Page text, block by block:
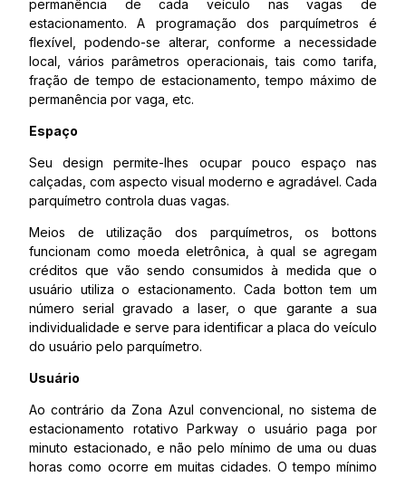
permanência de cada veículo nas vagas de
estacionamento. A programação dos parquímetros é
flexível, podendo-se alterar, conforme a necessidade
local, vários parâmetros operacionais, tais como tarifa,
fração de tempo de estacionamento, tempo máximo de
permanência por vaga, etc.
Espaço
Seu design permite-lhes ocupar pouco espaço nas
calçadas, com aspecto visual moderno e agradável. Cada
parquímetro controla duas vagas.
Meios de utilização dos parquímetros, os bottons
funcionam como moeda eletrônica, à qual se agregam
créditos que vão sendo consumidos à medida que o
usuário utiliza o estacionamento. Cada botton tem um
número serial gravado a laser, o que garante a sua
individualidade e serve para identificar a placa do veículo
do usuário pelo parquímetro.
Usuário
Ao contrário da Zona Azul convencional, no sistema de
estacionamento rotativo Parkway o usuário paga por
minuto estacionado, e não pelo mínimo de uma ou duas
horas como ocorre em muitas cidades. O tempo mínimo